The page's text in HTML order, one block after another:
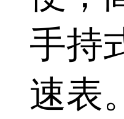
手持
速表